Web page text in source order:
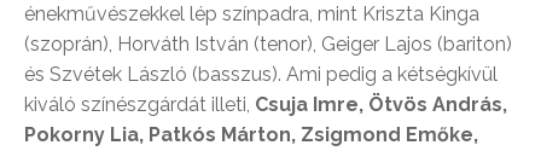
énekművészekkel lép színpadra, mint Kriszta Kinga
(szoprán), Horváth István (tenor), Geiger Lajos (bariton)
és Szvétek László (basszus). Ami pedig a kétségkívül
kiváló színészgárdát illeti, Csuja Imre, Ötvös András,
Pokorny Lia, Patkós Márton, Zsigmond Emőke,